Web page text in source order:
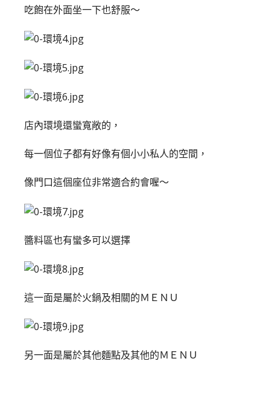
吃飽在外面坐一下也舒服～
店內環境還蠻寬敞的，
每一個位子都有好像有個小小私人的空間，
像門口這個座位非常適合約會喔～
醬料區也有蠻多可以選擇
這一面是屬於火鍋及相關的ＭＥＮＵ
另一面是屬於其他麵點及其他的ＭＥＮＵ